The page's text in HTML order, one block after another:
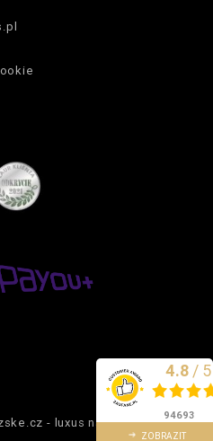
- luxus na dosah ruky.
Vynikající4.8 / 5
94693
recenze
ZOBRAZIT